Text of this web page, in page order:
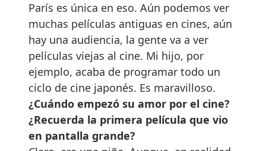
París es única en eso. Aún podemos ver
muchas películas antiguas en cines, aún
hay una audiencia, la gente va a ver
películas viejas al cine. Mi hijo, por
ejemplo, acaba de programar todo un
ciclo de cine japonés. Es maravilloso.
¿Cuándo empezó su amor por el cine?
¿Recuerda la primera película que vio
en pantalla grande?